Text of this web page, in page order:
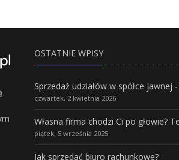
OSTATNIE WPISY
czwartek, 2 kwietnia 2026
piątek, 5 września 2025
Jak sprzedać biuro rachunkowe?